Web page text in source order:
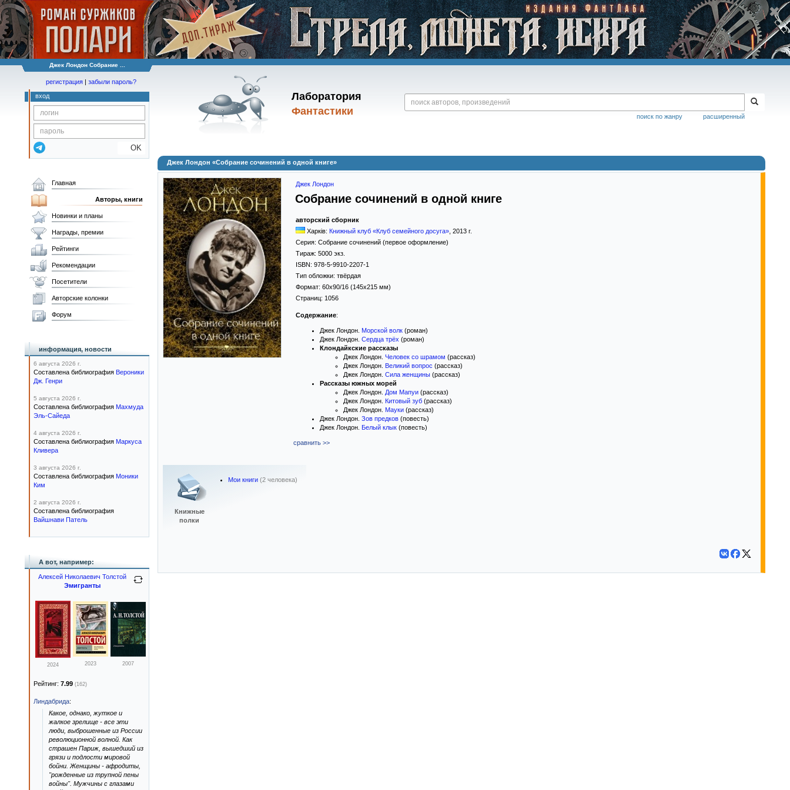
Джек Лондон Собрание ...
Лаборатория
Фантастики
расширенный
поиск по жанру
регистрация | забыли пароль?
вход
OK
Джек Лондон «Собрание сочинений в одной книге»
Джек Лондон
Собрание сочинений в одной книге
авторский сборник
Харків: Книжный клуб «Клуб семейного досуга» 2013 г.
Серия: Собрание сочинений (первое оформление)
Тираж: 5000 экз.
ISBN: 978-5-9910-2207-1
Тип обложки: твёрдая
Формат: 60x90/16 (145x215 мм)
Страниц: 1056
Содержание:
Джек Лондон. Морской волк (роман)
Джек Лондон. Сердца трёх (роман)
Клондайкские рассказы
Джек Лондон. Человек со шрамом (рассказ)
Джек Лондон. Великий вопрос (рассказ)
Джек Лондон. Сила женщины (рассказ)
Рассказы южных морей
Джек Лондон. Дом Мапуи (рассказ)
Джек Лондон. Китовый зуб (рассказ)
Джек Лондон. Мауки (рассказ)
Джек Лондон. Зов предков (повесть)
Джек Лондон. Белый клык (повесть)
сравнить >>
Книжные
полки
Мои книги (2 человека)
Главная
Авторы, книги
Новинки и планы
Награды, премии
Рейтинги
Рекомендации
Посетители
Авторские колонки
Форум
информация, новости
6 августа 2026 г.
Составлена библиография Вероники
Дж. Генри
5 августа 2026 г.
Составлена библиография Махмуда
Эль-Сайеда
4 августа 2026 г.
Составлена библиография Маркуса
Кливера
3 августа 2026 г.
Составлена библиография Моники
Ким
2 августа 2026 г.
Составлена библиография
Вайшнави Патель
А вот, например:
Алексей Николаевич Толстой
Эмигранты
2024 2023 2007
Рейтинг: 7.99 (162)
Линдабрида:
Какое, однако, жуткое и
жалкое зрелище - все эти
люди, выброшенные из России
революционной волной. Как
страшен Париж, вышедший из
грязи и подлости мировой
бойни. Женщины - афродиты,
"рожденные из трупной пены
войны". Мужчины с глазами